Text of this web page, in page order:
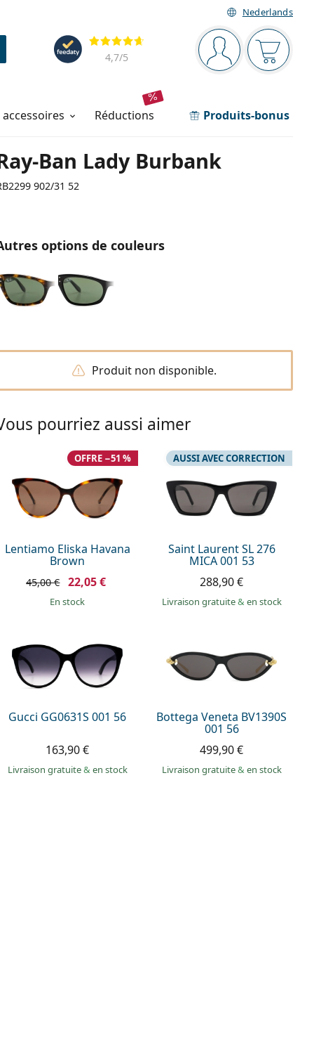
Nederlands
Barre de navigation
Vous êtesVotre
Évaluation
4,7/5
réductions Produits-bonus
Ban Lady Burbank
902/31 52
options de couleurs
Produit non disponible.
pourriez aussi aimer
Lentiamo Eliska Havana
Brown
OFFRE −51 %
45,00 € 22,05 €
en stock
Saint Laurent SL 276
MICA 001 53
AUSSI AVEC CORRECTION
288,90 €
Livraison gratuite& en stock
Gucci GG0631S 001 56
163,90 €
Livraison gratuite& en stock
Bottega Veneta BV1390S
001 56
499,90 €
Livraison gratuite& en stock